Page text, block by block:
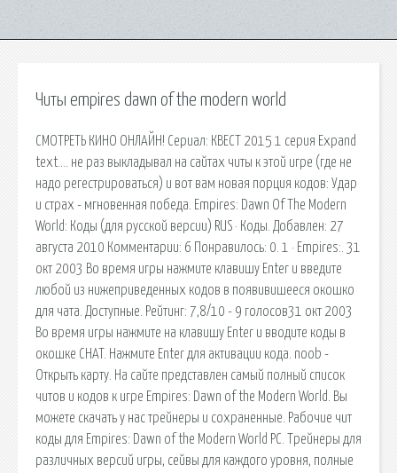
Читы empires dawn of the modern world
СМОТРЕТЬ КИНО ОНЛАЙН! Сериал: КВЕСТ 2015 1 серия Expand
text…. не раз выкладывал на сайтах читы к этой игре (где не
надо регестрироваться) и вот вам новая порция кодов: Удар
и страх - мгновенная победа. Empires: Dawn Of The Modern
World: Коды (для русской версии) RUS · Коды. Добавлен: 27
августа 2010 Комментарии: 6 Понравилось: 0. 1 · Empires:. 31
окт 2003 Во время игры нажмите клавишу Enter и введите
любой из нижеприведенных кодов в появивишееся окошко
для чата. Доступные. Рейтинг: 7,8/10 - 9 голосов31 окт 2003
Во время игры нажмите на клавишу Enter и вводите коды в
окошке CHAT. Нажмите Enter для активации кода. noob -
Открыть карту. На сайте представлен самый полный список
читов и кодов к игре Empires: Dawn of the Modern World. Вы
можете скачать у нас трейнеры и сохраненные. Рабочие чит
коды для Empires: Dawn of the Modern World PC. Трейнеры для
различных версий игры, сейвы для каждого уровня, полные